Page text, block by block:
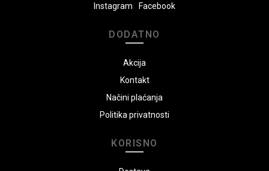
Instagram
Facebook
DODATNO
Akcija
Kontakt
Načini plaćanja
Politika privatnosti
KORISNO